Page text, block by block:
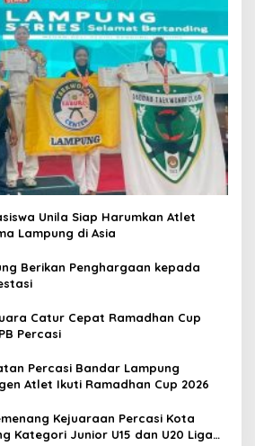
Unila Siap Harumkan Atlet
Lampung di Asia
Berikan Penghargaan kepada
Catur Cepat Ramadhan Cup
Percasi
Percasi Bandar Lampung
Atlet Ikuti Ramadhan Cup 2026
Kejuaraan Percasi Kota
Kategori Junior U15 dan U20 Liga